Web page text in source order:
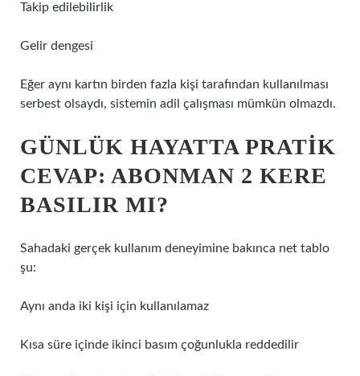
Takip edilebilirlik
Gelir dengesi
Eğer aynı kartın birden fazla kişi tarafından kullanılması
serbest olsaydı, sistemin adil çalışması mümkün olmazdı.
GÜNLÜK HAYATTA PRATIK
CEVAP: ABONMAN 2 KERE
BASILIR MI?
Sahadaki gerçek kullanım deneyimine bakınca net tablo
şu:
Aynı anda iki kişi için kullanılamaz
Kısa süre içinde ikinci basım çoğunlukla reddedilir